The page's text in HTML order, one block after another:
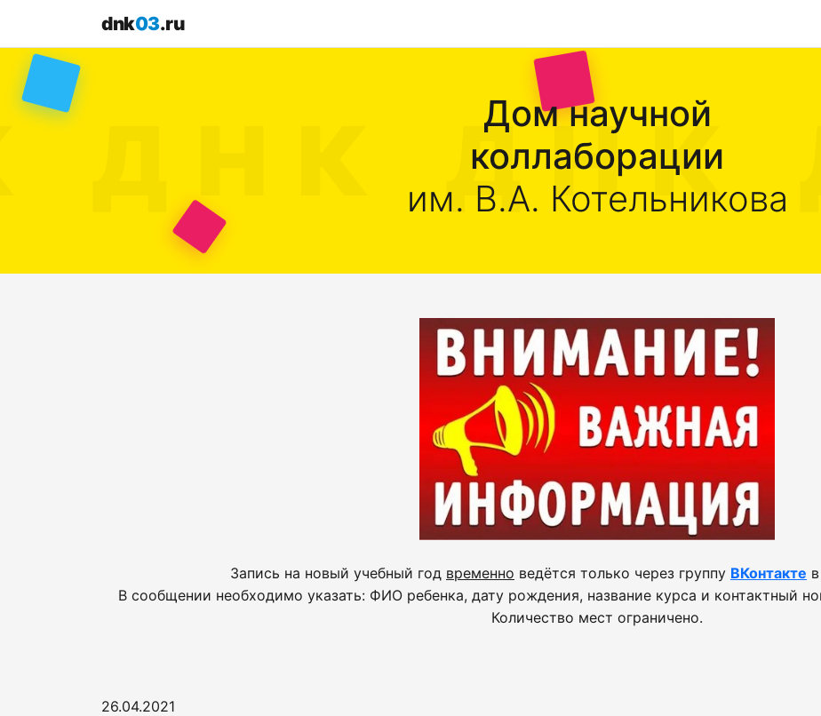
dnk03.ru
Дом научной
коллаборации
им. В.А. Котельникова
Запись на новый учебный год временно ведётся только через группу ВКонтакте
В сообщении необходимо указать: ФИО ребенка, дату рождения, название курса и контактный
Количество мест ограничено.
26.04.2021